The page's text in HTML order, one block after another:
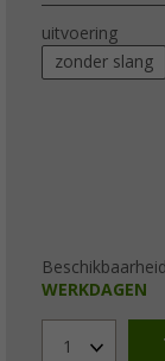
uitvoering
zonder slang
WERKDAGEN
1